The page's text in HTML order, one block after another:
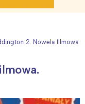
2. Nowela filmowa.